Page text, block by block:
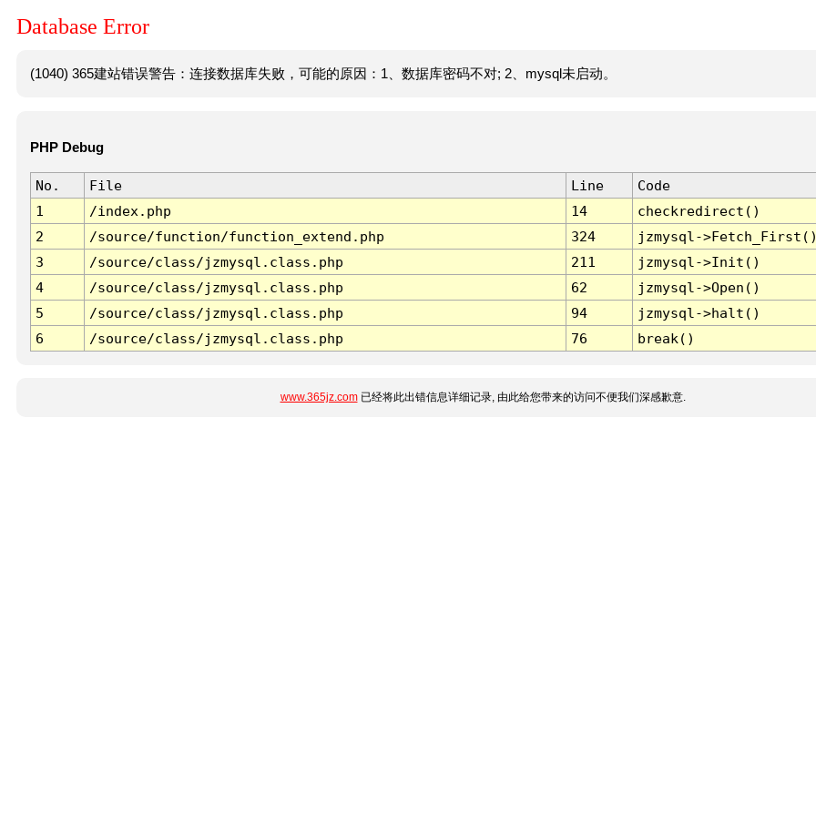
Database Error
(1040) 365建站错误警告：连接数据库失败，可能的原因：1、数据库密码不对; 2、mysql未启动。
PHP Debug
No. File Line
Code
1
/index.php 14
checkredirect()
2
/source/function/function_extend.php 324
jzmysql-
3
/source/class/jzmysql.class.php 211
jzmysql->Init()
4
/source/class/jzmysql.class.php 62
jzmysql->Open()
5
/source/class/jzmysql.class.php 94
jzmysql->halt()
6
/source/class/jzmysql.class.php 76 break()
www.365jz.com已经将此出错信息详细记录, 由此给您带来的访问不便我们深感歉意.